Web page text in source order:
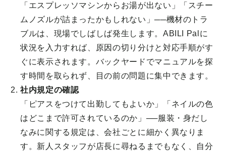
「エスプレッソマシンからお湯が出ない」「スチー
ムノズルが詰まったかもしれない」──機材のトラ
ブルは、現場でしばしば発生します。ABILI Palに
状況を入力すれば、原因の切り分けと対応手順がす
ぐに表示されます。バックヤードでマニュアルを探
す時間を取られず、目の前の問題に集中できます。
社内規定の確認
「ピアスをつけて出勤してもよいか」「ネイルの色
はどこまで許可されているのか」──服装・身だし
なみに関する規定は、会社ごとに細かく異なりま
す。新人スタッフが店長に尋ねるまでもなく、自分